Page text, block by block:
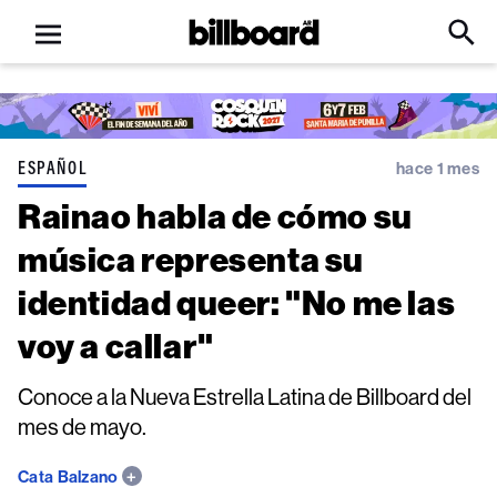
Open
menu
Billboard
Click
Input
ESPAÑOL hace 1 mes
Rainao habla de cómo su
música representa su
identidad queer: "No me las
voy a callar"
Conoce a la Nueva Estrella Latina de Billboard del
mes de mayo.
Cata Balzano